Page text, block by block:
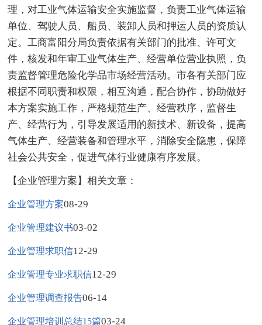
理，对工业气体运输安全实施监督，负责工业气体运输
单位、驾驶人员、船员、装卸人员和押运人员的资质认
定。工商富阳分局负责依据有关部门的批准、许可文
件，核发和年审工业气体生产、经营单位营业执照，负
责监督管理危险化学品市场经营活动。市各有关部门应
根据不同职责和权限，相互沟通，配合协作，协助做好
本方案实施工作，严格规范生产、经营秩序，监督生
产、经营行为，引导发展适用的新技术、新设备，提高
气体生产、经营装备和管理水平，消除安全隐患，保障
社会公共安全，促进气体行业健康有序发展。
【企业管理方案】相关文章：
企业管理方案08-29
企业管理建议书03-02
企业管理求职信12-29
企业管理专业求职信12-29
企业管理调查报告06-14
企业管理培训总结15篇03-24